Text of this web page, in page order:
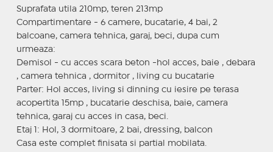
Suprafata utila 210mp, teren 213mp
Compartimentare - 6 camere, bucatarie, 4 bai, 2
balcoane, camera tehnica, garaj, beci, dupa cum
urmeaza:
Demisol - cu acces scara beton -hol acces, baie , debara
, camera tehnica , dormitor , living cu bucatarie
Parter: Hol acces, living si dinning cu iesire pe terasa
acopertita 15mp , bucatarie deschisa, baie, camera
tehnica, garaj cu acces in casa, beci.
Etaj 1: Hol, 3 dormitoare, 2 bai, dressing, balcon
Casa este complet finisata si partial mobilata.